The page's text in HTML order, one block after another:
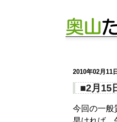
2010年02月11日
■2月15
今回の一般